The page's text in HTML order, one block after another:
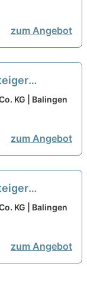
zum Angebot
oder
KG | Balingen
zum Angebot
oder
KG | Balingen
zum Angebot